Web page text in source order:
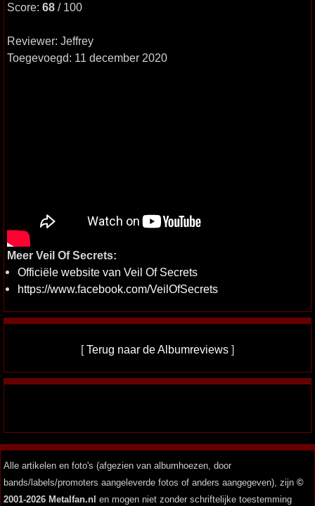
Score: 68 / 100
Reviewer: Jeffrey
Toegevoegd: 11 december 2020
Meer Veil Of Secrets:
Officiële website van Veil Of Secrets
https://www.facebook.com/VeilOfSecrets
[Terug naar de Albumreviews ]
Alle artikelen en foto's (afgezien van albumhoezen, door
bands/labels/promoters aangeleverde fotos of anders aangegeven), zijn ©
2001-2026 Metalfan.nl en mogen niet zonder schriftelijke toestemming